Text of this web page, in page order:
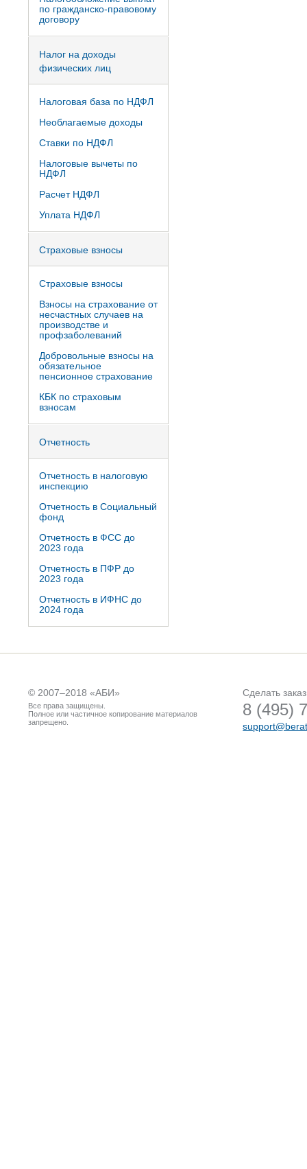
по гражданско-правовому
договору
Налог на доходы
физических лиц
Налоговая база по НДФЛ
Необлагаемые доходы
Ставки по НДФЛ
Налоговые вычеты по
НДФЛ
Расчет НДФЛ
Уплата НДФЛ
Страховые взносы
Страховые взносы
Взносы на страхование от
несчастных случаев на
производстве и
профзаболеваний
Добровольные взносы на
обязательное
пенсионное страхование
КБК по страховым
взносам
Отчетность
Отчетность в налоговую
инспекцию
Отчетность в Социальный
фонд
Отчетность в ФСС до
2023 года
Отчетность в ПФР до
2023 года
Отчетность в ИФНС до
2024 года
© 2007–2018 «АБИ»
Все права защищены.
Полное или частичное копирование материалов
запрещено.
Сделать
8 (495)